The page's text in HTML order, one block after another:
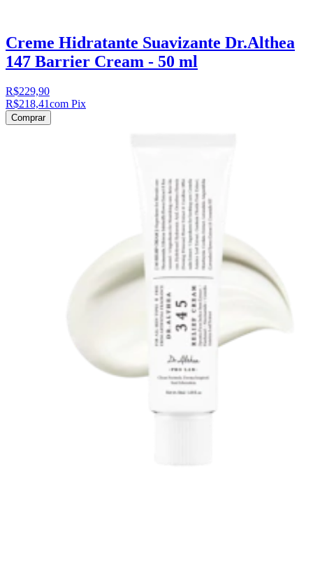
Creme Hidratante Suavizante Dr.Althea
147 Barrier Cream - 50 ml
R$229,90
R$218,41com Pix
Comprar